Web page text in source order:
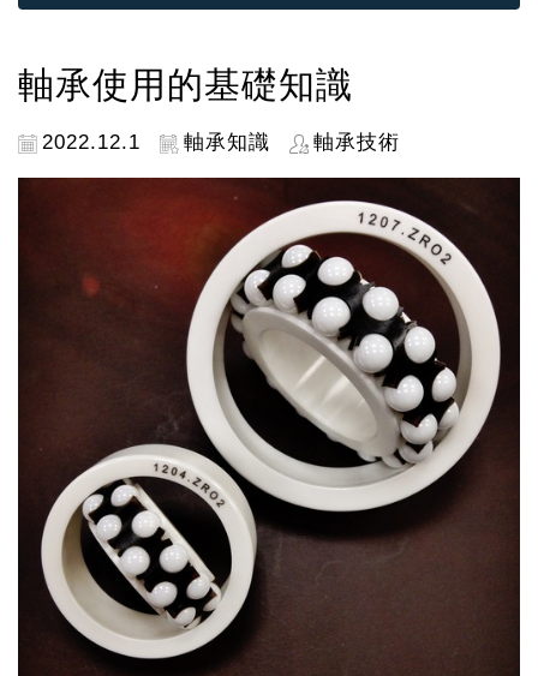
軸承使用的基礎知識
2022.12.1 軸承知識 軸承技術